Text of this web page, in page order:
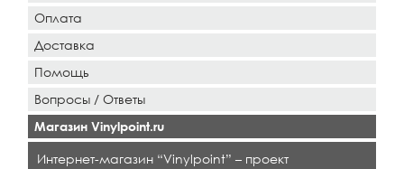
Оплата
Доставка
Помощь
Вопросы / Ответы
Магазин Vinylpoint.ru
Интернет-магазин “Vinylpoint” – проект